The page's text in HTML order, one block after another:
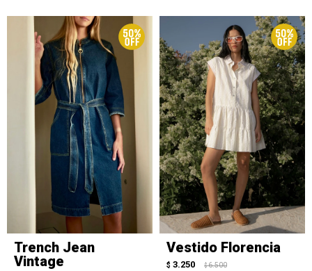
Trench Jean
Vintage
Vestido Florencia
$ 3.250 $ 6.500